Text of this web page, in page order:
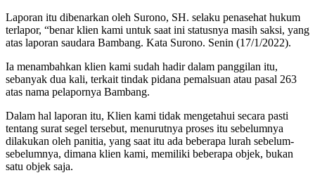
Laporan itu dibenarkan oleh Surono, SH. selaku penasehat hukum
terlapor, “benar klien kami untuk saat ini statusnya masih saksi, yang
atas laporan saudara Bambang. Kata Surono. Senin (17/1/2022).
Ia menambahkan klien kami sudah hadir dalam panggilan itu,
sebanyak dua kali, terkait tindak pidana pemalsuan atau pasal 263
atas nama pelapornya Bambang.
Dalam hal laporan itu, Klien kami tidak mengetahui secara pasti
tentang surat segel tersebut, menurutnya proses itu sebelumnya
dilakukan oleh panitia, yang saat itu ada beberapa lurah sebelum-
sebelumnya, dimana klien kami, memiliki beberapa objek, bukan
satu objek saja.